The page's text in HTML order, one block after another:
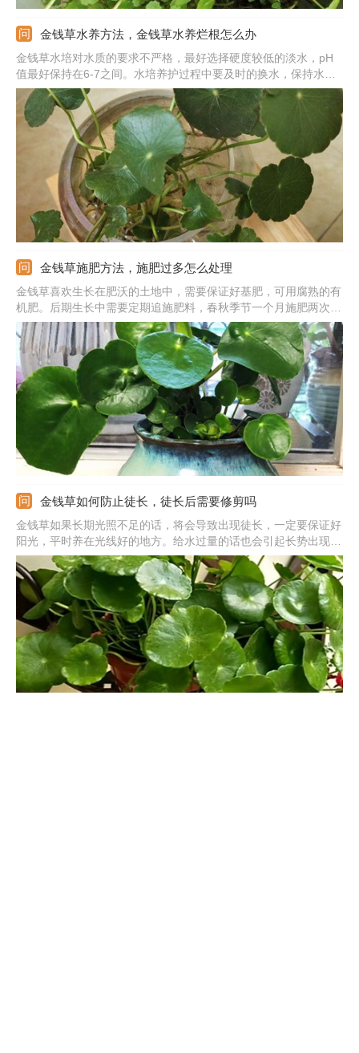
金钱草水养方法，金钱草水养烂根怎么办
金钱草水培对水质的要求不严格，最好选择硬度较低的淡水，pH
值最好保持在6-7之间。水培养护过程中要及时的换水，保持水质
的清洁。及时补充营养，每隔15-20天给次营养液，注意施加的量
不能太多。充足的散光照射能促进金钱草生长，每天给予4小时左
右的散光，夏季强光照射下及时的遮挡。
金钱草施肥方法，施肥过多怎么处理
金钱草喜欢生长在肥沃的土地中，需要保证好基肥，可用腐熟的有
机肥。后期生长中需要定期追施肥料，春秋季节一个月施肥两次，
冬季一个月施一次肥。施肥要保证好用量，千万不能施加浓肥或生
肥。肥料种类可以选择腐熟的有机肥，也可以使用复合肥料。水培
的金钱草也需要施加营养，可以选择营养液，结合换水时适量滴
加。
金钱草如何防止徒长，徒长后需要修剪吗
金钱草如果长期光照不足的话，将会导致出现徒长，一定要保证好
阳光，平时养在光线好的地方。给水过量的话也会引起长势出现问
题，导致植株徒长，平时保持盆土湿润，千万不能出现积水。施加
肥料需要正确，保持肥料的均衡，不能单一使用氮肥。还可以借助
药物，将矮壮素兑水稀释后喷洒到植株上。